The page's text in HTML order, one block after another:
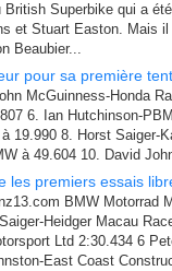
British Superbike qui a
et Stuart Easton. Mais
Beaubier...
pour sa première
McGuinness-Honda
6. Ian Hutchinson-
19.990 8. Horst Saiger-
à 49.604 10. David
les premiers essais
BMW Motorrad
Heidger Macau
Ltd 2:30.434 6
East Coast